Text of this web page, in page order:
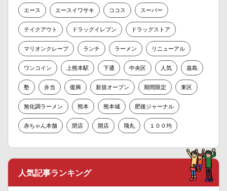
エース エースイワサキ ココス スーパー
テイクアウト ドラッグイレブン ドラッグストア
マリオンクレープ ランチ ラーメン リニューアル
ワンコイン 上熊本駅 下通 中央区 人気 嘉島
塾 弁当 復興 新規オープン 期間限定 東区
無化調ラーメン 熊本 熊本城 肥後ジャーナル
赤ちゃん本舗 閉店 開店 飛丸 １００均
人気記事ランキング